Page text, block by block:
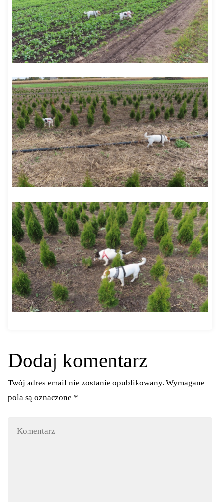
Dodaj komentarz
Twój adres email nie zostanie opublikowany. Wymagane
pola są oznaczone *